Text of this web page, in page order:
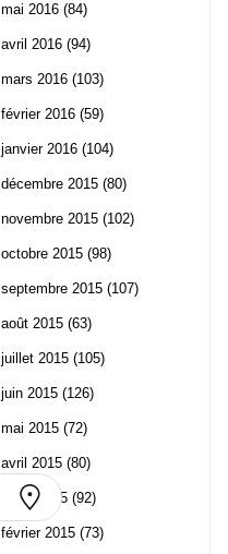
mai 2016 (84)
avril 2016 (94)
mars 2016 (103)
février 2016 (59)
janvier 2016 (104)
décembre 2015 (80)
novembre 2015 (102)
octobre 2015 (98)
septembre 2015 (107)
août 2015 (63)
juillet 2015 (105)
juin 2015 (126)
mai 2015 (72)
avril 2015 (80)
mars 2015 (92)
février 2015 (73)